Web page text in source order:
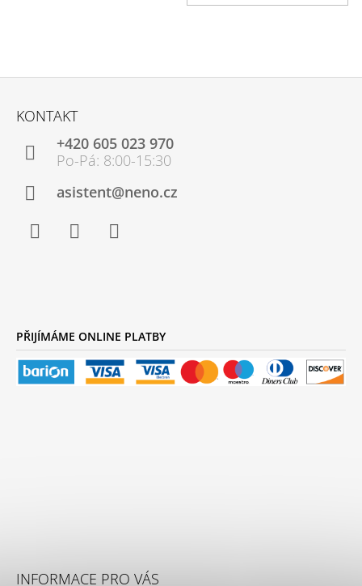
Z
KONTAKT
+420 605 023 970
asistent@neno.cz
PŘIJÍMÁME ONLINE PLATBY
INFORMACE PRO VÁS